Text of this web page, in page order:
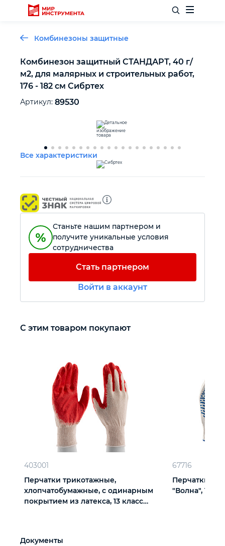
Отделочный инструмент
Слесарный инструмент
Столярный инструмент
Садовый инвентарь
Измерительный инструмент
Автомобильный инструмент
Крепежный инструмент
Прочий инструмент
Комбинезоны защитные
Комбинезон защитный СТАНДАРТ, 40 г/
м2, для малярных и строительных работ,
176 - 182 см Сибртех
Артикул: 89530
Все характеристики
Станьте нашим партнером и
получите уникальные условия
сотрудничества
Стать партнером
Войти в аккаунт
С этим товаром покупают
403001
Перчатки трикотажные,
хлопчатобумажные, с одинарным
покрытием из латекса, 13 класс
67716
Перчатки х/
"Волна", 10
Документы